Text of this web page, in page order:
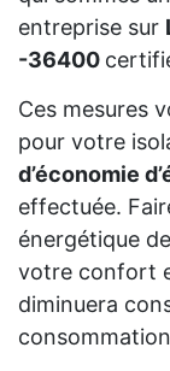
entreprise sur
-36400
Ces mesures
pour votre
d’économie
effectuée.
énergétique
votre confort
diminuera
consommation